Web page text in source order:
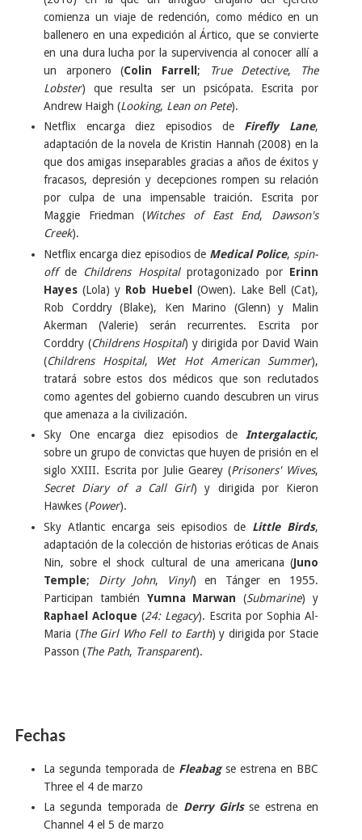
comienza un viaje de redención, como médico en un
ballenero en una expedición al Ártico, que se convierte
en una dura lucha por la supervivencia al conocer allí a
un arponero (Colin Farrell ; True Detective,
The
Lobster) que resulta ser un psicópata. Escrita por
Andrew Haigh (Looking, Lean on Pete).
Netflix encarga diez episodios de Firefly Lane,
adaptación de la novela de Kristin Hannah (2008) en la
que dos amigas inseparables gracias a años de éxitos y
fracasos, depresión y decepciones rompen su relación
por culpa de una impensable traición. Escrita por
Maggie Friedman (Witches of East End, Dawson's
Creek).
Netflix encarga diez episodios de Medical Police, spin-
offde Childrens Hospitalprotagonizado por Erinn
Hayes (Lola) y Rob Huebel
(Owen). Lake Bell (Cat),
Rob Corddry (Blake), Ken Marino (Glenn) y Malin
Akerman (Valerie) serán recurrentes. Escrita por
Corddry (Childrens Hospital) y dirigida por David Wain
(Childrens Hospital, Wet Hot American Summer),
tratará sobre estos dos médicos que son reclutados
como agentes del gobierno cuando descubren un virus
que amenaza a la civilización.
Sky One encarga diez episodios de Intergalactic,
sobre un grupo de convictas que huyen de prisión en el
siglo XXIII. Escrita por Julie Gearey (Prisoners' Wives,
Secret Diary of a Call Girl) y dirigida por Kieron
Hawkes (Power).
Sky Atlantic encarga seis episodios de Little Birds,
adaptación de la colección de historias eróticas de Anais
Nin, sobre el shock cultural de una americana (Juno
Temple; Dirty John, Vinyl) en Tánger en 1955.
Participan también Yumna Marwan (Submarine) y
Raphael Acloque (24: Legacy). Escrita por Sophia Al-
Maria (The Girl Who Fell to Earth) y dirigida por Stacie
Passon (The Path, Transparent).
Fechas
La segunda temporada de Fleabagse estrena en BBC
Three el 4 de marzo
La segunda temporada de Derry Girlsse estrena en
Channel 4 el 5 de marzo